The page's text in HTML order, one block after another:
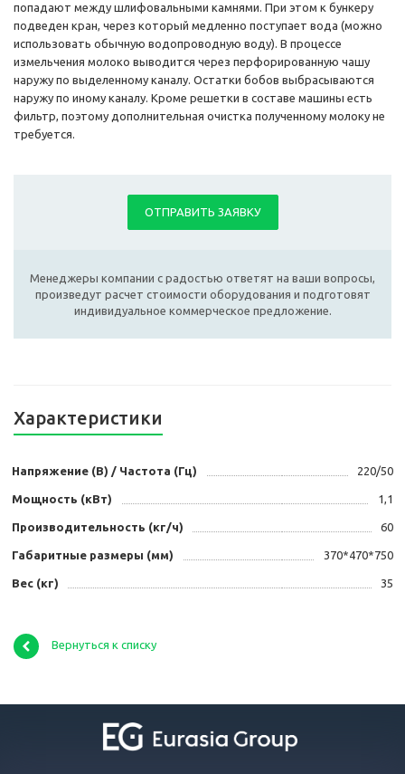
попадают между шлифовальными камнями. При этом к бункеру
подведен кран, через который медленно поступает вода (можно
использовать обычную водопроводную воду). В процессе
измельчения молоко выводится через перфорированную чашу
наружу по выделенному каналу. Остатки бобов выбрасываются
наружу по иному каналу. Кроме решетки в составе машины есть
фильтр, поэтому дополнительная очистка полученному молоку не
требуется.
ОТПРАВИТЬ ЗАЯВКУ
Менеджеры компании с радостью ответят на ваши вопросы,
произведут расчет стоимости оборудования и подготовят
индивидуальное коммерческое предложение.
Характеристики
Напряжение (В) / Частота (Гц) 220/50
Мощность (кВт) 1,1
Производительность (кг/ч) 60
Габаритные размеры (мм) 370*470*750
Вес (кг) 35
Вернуться к списку